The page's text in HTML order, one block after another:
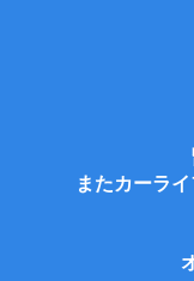
またカーラ